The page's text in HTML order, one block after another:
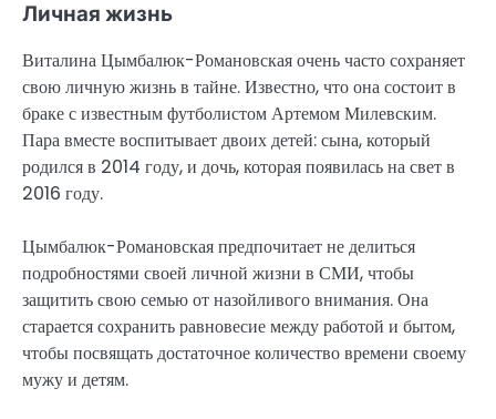
Личная жизнь
Виталина Цымбалюк-Романовская очень часто сохраняет
свою личную жизнь в тайне. Известно, что она состоит в
браке с известным футболистом Артемом Милевским.
Пара вместе воспитывает двоих детей: сына, который
родился в 2014 году, и дочь, которая появилась на свет в
2016 году.
Цымбалюк-Романовская предпочитает не делиться
подробностями своей личной жизни в СМИ, чтобы
защитить свою семью от назойливого внимания. Она
старается сохранить равновесие между работой и бытом,
чтобы посвящать достаточное количество времени своему
мужу и детям.